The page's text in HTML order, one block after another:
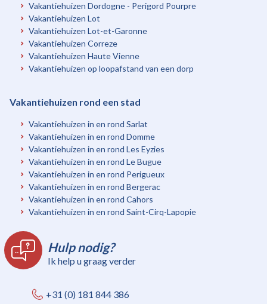
Vakantiehuizen Dordogne - Perigord Pourpre
Vakantiehuizen Lot
Vakantiehuizen Lot-et-Garonne
Vakantiehuizen Correze
Vakantiehuizen Haute Vienne
Vakantiehuizen op loopafstand van een dorp
Vakantiehuizen rond een stad
Vakantiehuizen in en rond Sarlat
Vakantiehuizen in en rond Domme
Vakantiehuizen in en rond Les Eyzies
Vakantiehuizen in en rond Le Bugue
Vakantiehuizen in en rond Perigueux
Vakantiehuizen in en rond Bergerac
Vakantiehuizen in en rond Cahors
Vakantiehuizen in en rond Saint-Cirq-Lapopie
Hulp nodig?
Ik help u graag verder
+31 (0) 181 844 386